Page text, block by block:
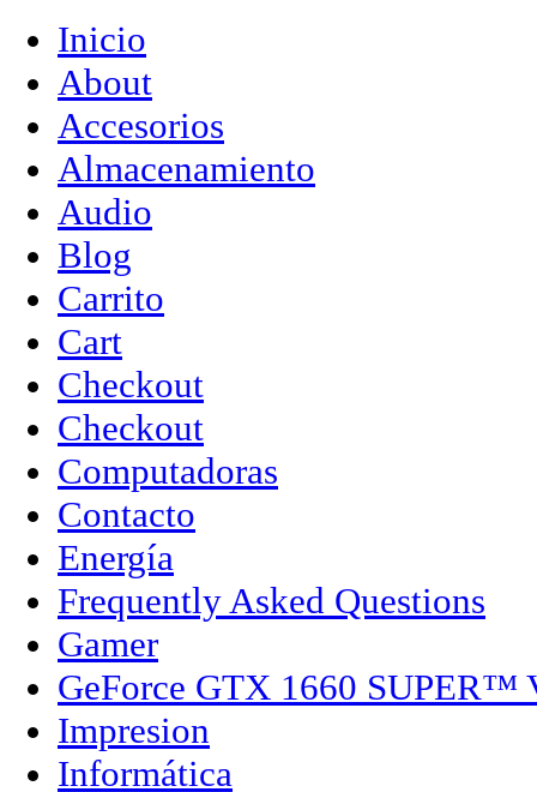
Inicio
About
Accesorios
Almacenamiento
Audio
Blog
Carrito
Cart
Checkout
Checkout
Computadoras
Contacto
Energía
Frequently Asked Questions
Gamer
GeForce GTX 1660 SUPER™
Impresion
Informática